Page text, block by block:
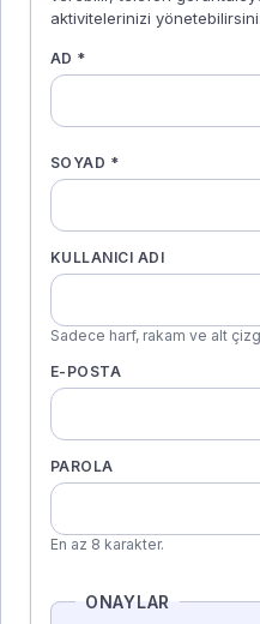
aktivitelerinizi
AD *
SOYAD *
KULLANICI ADI
Sadece harf, rakam ve alt
E-POSTA
PAROLA
En az 8 karakter.
ONAYLAR